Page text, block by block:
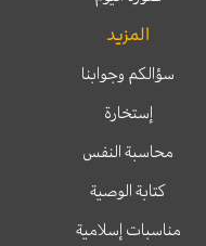
المزيد
سؤالكم وجوابنا
إستخارة
محاسبة النفس
كتابة الوصية
مناسبات إسلامية